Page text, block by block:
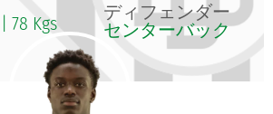
78 Kgs
ディフェンダー
センターバック